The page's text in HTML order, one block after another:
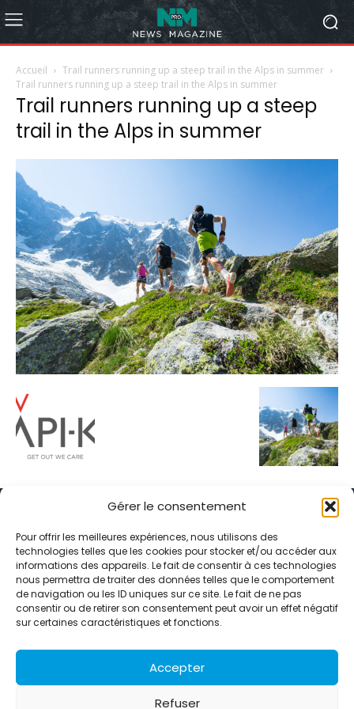
Gérer le consentement
Pour offrir les meilleures expériences, nous utilisons des
technologies telles que les cookies pour stocker et/ou accéder aux
informations des appareils. Le fait de consentir à ces technologies
nous permettra de traiter des données telles que le comportement
de navigation ou les ID uniques sur ce site. Le fait de ne pas
consentir ou de retirer son consentement peut avoir un effet négatif
sur certaines caractéristiques et fonctions.
Accepter
Refuser
Accueil
Trail runners running up a steep trail in the Alps in summer
Trail runners running up a steep trail in the Alps in summer
Trail runners running up a steep
trail in the Alps in summer
Alternative Média est une agence de relations presse et de
relations publiques basée à Grenoble. Depuis 1995, elle conçoit et
pilote des stratégies de visibilité en France et à l’international
grâce à un réseau d’agences partenaires.